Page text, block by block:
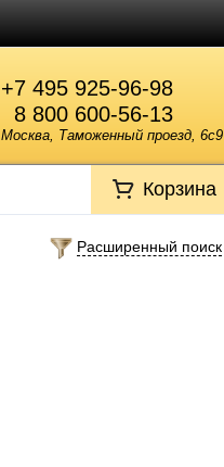
+7 495 925-96-98
8 800 600-56-13
Москва, Таможенный проезд, 6с9
Корзина
Расширенный поиск